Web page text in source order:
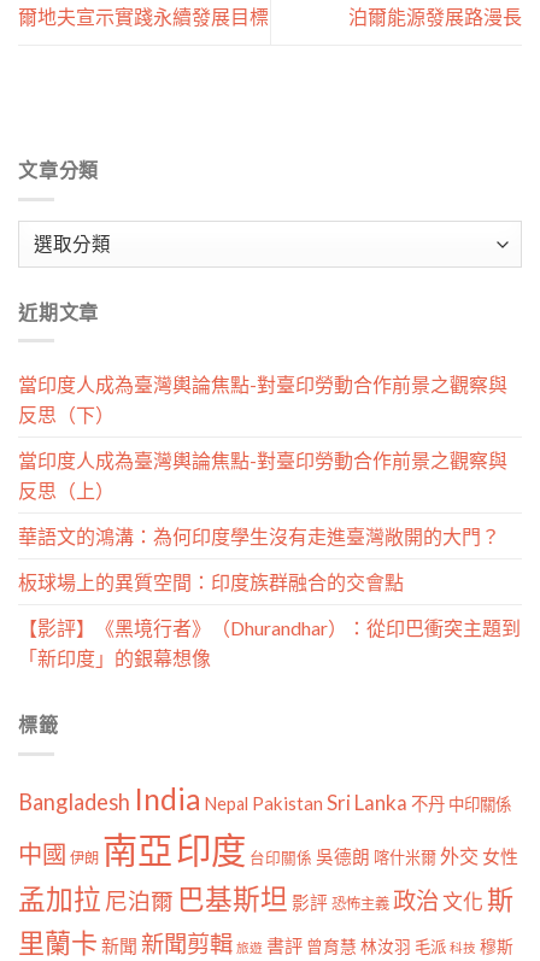
爾地夫宣示實踐永續發展目標
泊爾能源發展路漫長
文章分類
類
近期文章
當印度人成為臺灣輿論焦點-對臺印勞動合作前景之觀察與
反思（下）
當印度人成為臺灣輿論焦點-對臺印勞動合作前景之觀察與
反思（上）
華語文的鴻溝：為何印度學生沒有走進臺灣敞開的大門？
板球場上的異質空間：印度族群融合的交會點
【影評】《黑境行者》（Dhurandhar）：從印巴衝突主題到
「新印度」的銀幕想像
標籤
Bangladesh India Nepal Pakistan Sri Lanka 不丹 中印關係
中國 伊朗 南亞印度 台印關係 吳德朗 喀什米爾外交 女性
孟加拉 尼泊爾 巴基斯坦 影評 恐怖主義 政治文化斯
里蘭卡 新聞 新聞剪輯 旅遊 書評 曾育慧 林汝羽 毛派 科技 穆斯